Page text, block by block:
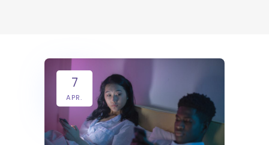
7
APR.